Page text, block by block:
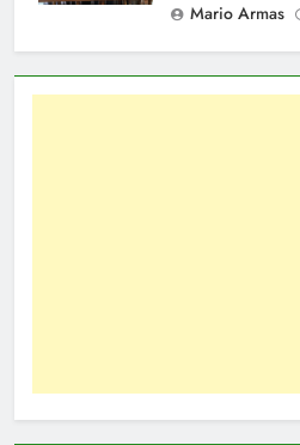
Mario Armas